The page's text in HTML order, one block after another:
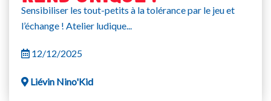
Sensibiliser les tout-petits à la tolérance par le jeu et
l’échange ! Atelier ludique...
12/12/2025
Liévin Nino'Kid